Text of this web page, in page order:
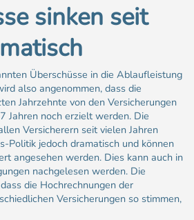
sinken seit
Überschüsse in die Ablaufleistung
also angenommen, dass die
Jahrzehnte von den Versicherungen
Jahren noch erzielt werden. Die
Versicherern seit vielen Jahren
Politik jedoch dramatisch und können
angesehen werden. Dies kann auch in
nachgelesen werden. Die
die Hochrechnungen der
Versicherungen so stimmen,